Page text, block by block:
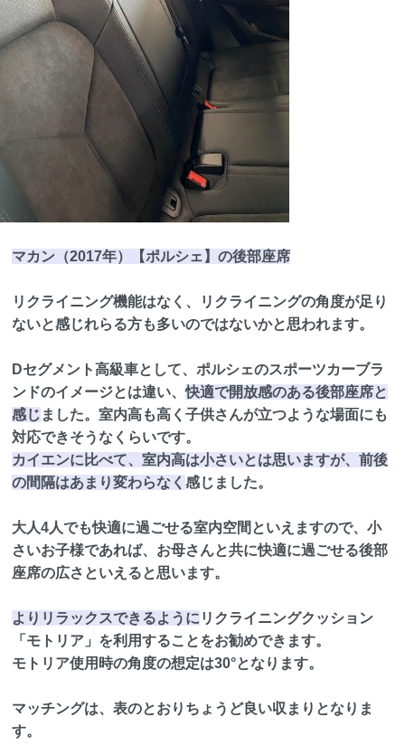
マカン（2017年）【ポルシェ】の後部座席
リクライニング機能はなく、リクライニングの角度が足り
ないと感じれらる方も多いのではないかと思われます。
Dセグメント高級車として、ポルシェのスポーツカーブラ
ンドのイメージとは違い、快適で開放感のある後部座席と
感じ ました。室内高も高く子供さんが立つような場面にも
対応できそうなくらいです。
カイエンに比べて、室内高は小さいとは思いますが、前後
の間隔はあまり変わらなく 感じました。
大人4人でも快適に過ごせる室内空間といえますので、小
さいお子様であれば、お母さんと共に快適に過ごせる後部
座席の広さといえると思います。
よりリラックスできるように リクライニングクッション
「モトリア」を利用することをお勧めできます。
モトリア使用時の角度の想定は30°となります。
マッチングは、表のとおりちょうど良い収まりとなりま
す。